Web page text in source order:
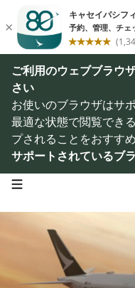
ご利用のウェブブラウ
さい
お使いのブラウザはサ
最適な状態で閲覧でき
プされることをおすすめ
サポートされているブ
open navigation menu